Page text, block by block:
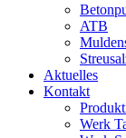
ATB
Aktuelles
Kontakt
Werk